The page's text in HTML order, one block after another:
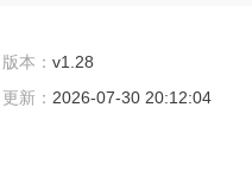
的挖矿算法，使得挖矿效率更高。2.
监控矿池信息，显示矿池排名、算力
据安全。4.
版本： v1.28
更新： 2026-07-30 20:12:04